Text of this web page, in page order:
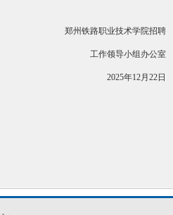
郑州铁路职业技术学院招聘
工作领导小组办公室
2025年12月22日